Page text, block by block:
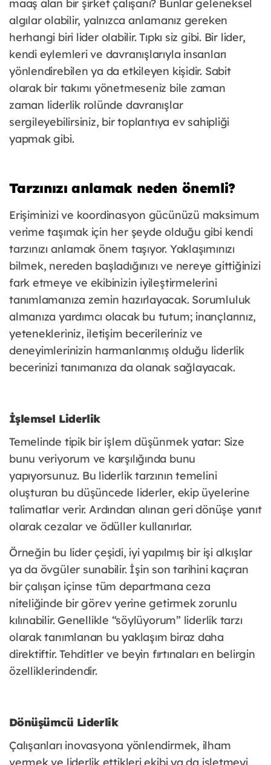
maaş alan bir şirket çalışanı? Bunlar geleneksel
algılar olabilir, yalnızca anlamanız gereken
herhangi biri lider olabilir. Tıpkı siz gibi. Bir lider,
kendi eylemleri ve davranışlarıyla insanları
yönlendirebilen ya da etkileyen kişidir. Sabit
olarak bir takımı yönetmeseniz bile zaman
zaman liderlik rolünde davranışlar
sergileyebilirsiniz, bir toplantıya ev sahipliği
yapmak gibi.
Tarzınızı anlamak neden önemli?
Erişiminizi ve koordinasyon gücünüzü maksimum
verime taşımak için her şeyde olduğu gibi kendi
tarzınızı anlamak önem taşıyor. Yaklaşımınızı
bilmek, nereden başladığınızı ve nereye gittiğinizi
fark etmeye ve ekibinizin iyileştirmelerini
tanımlamanıza zemin hazırlayacak. Sorumluluk
almanıza yardımcı olacak bu tutum; inançlarınız,
yetenekleriniz, iletişim becerileriniz ve
deneyimlerinizin harmanlanmış olduğu liderlik
becerinizi tanımanıza da olanak sağlayacak.
İşlemsel Liderlik
Temelinde tipik bir işlem düşünmek yatar: Size
bunu veriyorum ve karşılığında bunu
yapıyorsunuz. Bu liderlik tarzının temelini
oluşturan bu düşüncede liderler, ekip üyelerine
talimatlar verir. Ardından alınan geri dönüşe yanıt
olarak cezalar ve ödüller kullanırlar.
Örneğin bu lider çeşidi, iyi yapılmış bir işi alkışlar
ya da övgüler sunabilir. İşin son tarihini kaçıran
bir çalışan içinse tüm departmana ceza
niteliğinde bir görev yerine getirmek zorunlu
kılınabilir. Genellikle “söylüyorum” liderlik tarzı
olarak tanımlanan bu yaklaşım biraz daha
direktiftir. Tehditler ve beyin fırtınaları en belirgin
özelliklerindendir.
Dönüşümcü Liderlik
Çalışanları inovasyona yönlendirmek, ilham